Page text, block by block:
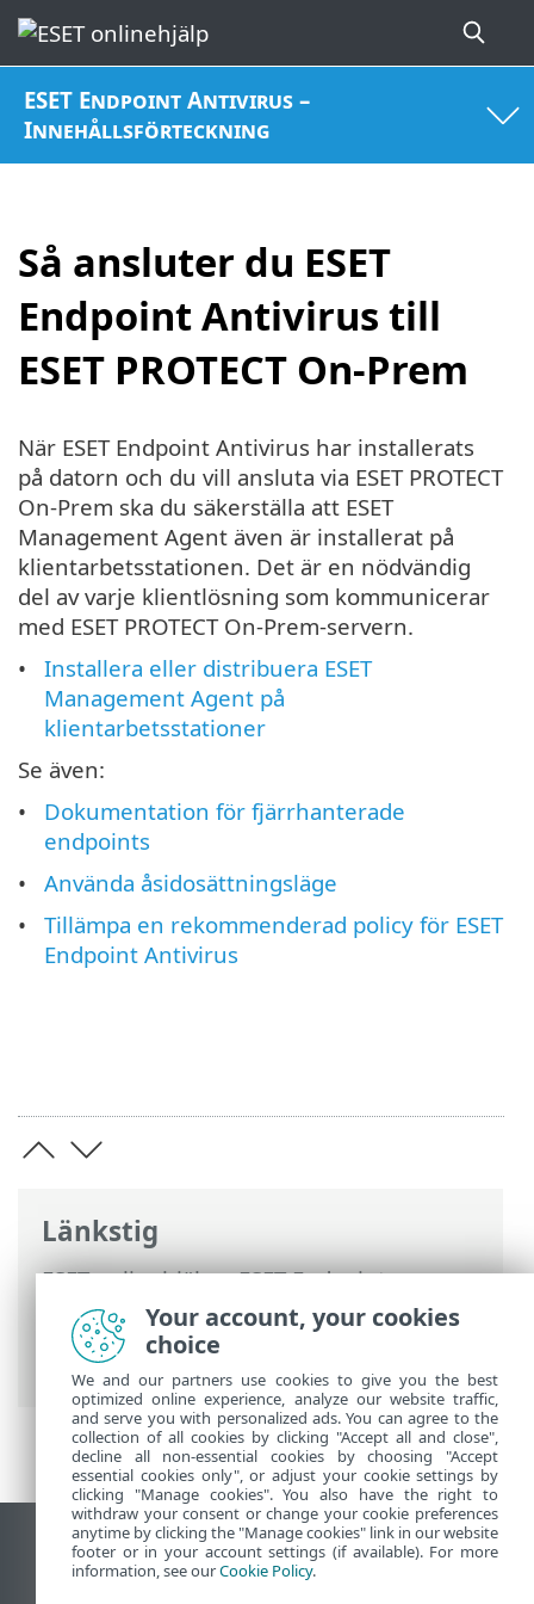
ESET Endpoint Antivirus –
Innehållsförteckning
Så ansluter du ESET
Endpoint Antivirus till
ESET PROTECT On-Prem
Länkstig
ESET onlinehjälp>ESET Endpoint
Antivirus
>FAQ > Så ansluter du ESET
Endpoint Antivirus till ESET PROTECT On-
Prem
När ESET Endpoint Antivirus har installerats
på datorn och du vill ansluta via ESET PROTECT
On-Prem ska du säkerställa att ESET
Management Agent även är installerat på
klientarbetsstationen. Det är en nödvändig
del av varje klientlösning som kommunicerar
med ESET PROTECT On-Prem-servern.
Installera eller distribuera ESET
Management Agent på
klientarbetsstationer
Se även:
Dokumentation för fjärrhanterade
endpoints
Använda åsidosättningsläge
Tillämpa en rekommenderad policy för ESET
Endpoint Antivirus
Visa skrivbords-webbplats
End of Life
Your account, your cookies
choice
We and our partners use cookies to give you the best
optimized online experience, analyze our website traffic,
and serve you with personalized ads. You can agree to the
collection of all cookies by clicking "Accept all and close",
decline all non-essential cookies by choosing "Accept
essential cookies only", or adjust your cookie settings by
clicking "Manage cookies". You also have the right to
withdraw your consent or change your cookie preferences
anytime by clicking the "Manage cookies" link in our website
footer or in your account settings (if available). For more
information, see ourCookie Policy.